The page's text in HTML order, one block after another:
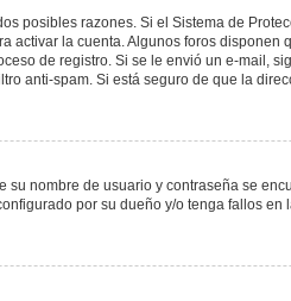
posibles razones. Si el Sistema de
la cuenta. Algunos foros
de registro. Si se le envió un e-mail,
anti-spam. Si está seguro de que la
nombre de usuario y contraseña se
por su dueño y/o tenga fallos